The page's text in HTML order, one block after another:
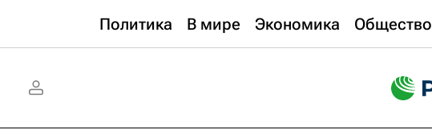
Политика В мире Экономика Общество